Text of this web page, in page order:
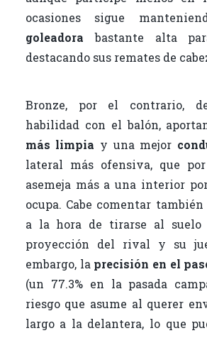
ocasiones sigue
goleadora bastante alta
destacando sus remates de
Bronze, por el contrario,
habilidad con el balón,
más limpia y una mejor
lateral más ofensiva, que
asemeja más a una interior
ocupa. Cabe comentar
a la hora de tirarse al
proyección del rival y su
embargo, la precisión en el
(un 77.3% en la pasada
riesgo que asume al querer
largo a la delantera, lo que